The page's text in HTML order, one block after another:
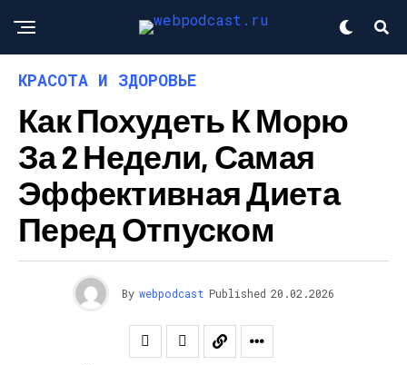
КРАСОТА И ЗДОРОВЬЕ
Как Похудеть К Морю
За 2 Недели, Самая
Эффективная Диета
Перед Отпуском
By webpodcast Published 20.02.2026